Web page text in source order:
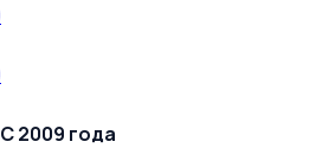
С 2009 года